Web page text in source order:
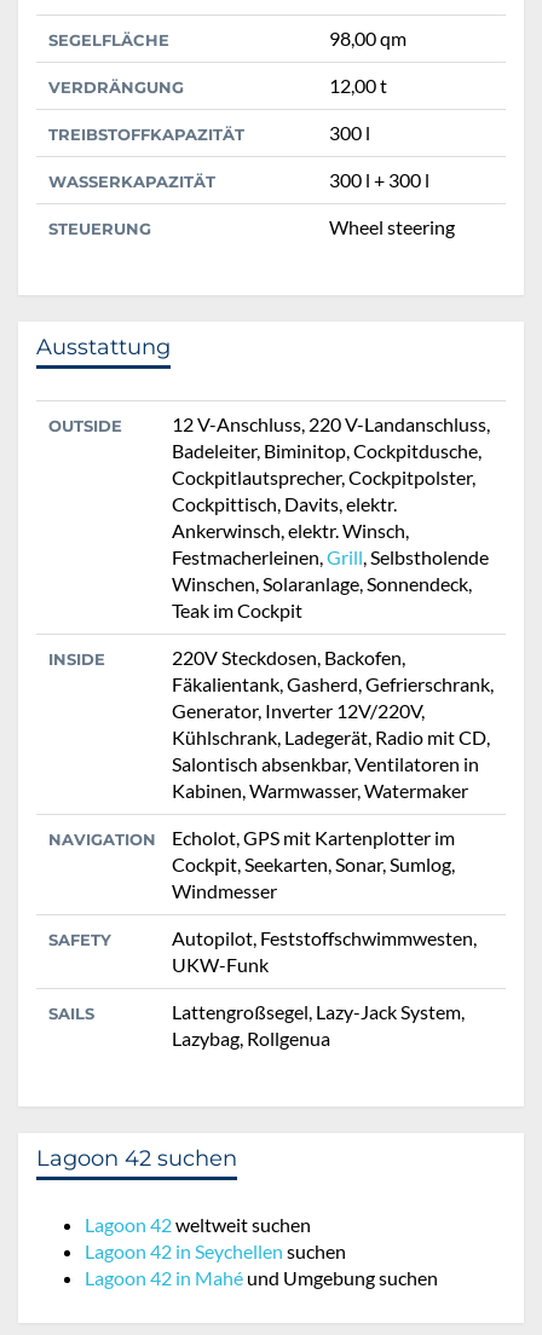
SEGELFLÄCHE 98,00 qm
VERDRÄNGUNG 12,00 t
TREIBSTOFFKAPAZITÄT 300 l
WASSERKAPAZITÄT 300 l + 300 l
STEUERUNG Wheel steering
Ausstattung
OUTSIDE
12 V-Anschluss, 220 V-Landanschluss,
Badeleiter, Biminitop, Cockpitdusche,
Cockpitlautsprecher, Cockpitpolster,
Cockpittisch, Davits, elektr.
Ankerwinsch, elektr. Winsch,
Festmacherleinen, Grill , Selbstholende
Winschen, Solaranlage, Sonnendeck,
Teak im Cockpit
INSIDE
220V Steckdosen, Backofen,
Fäkalientank, Gasherd, Gefrierschrank,
Generator, Inverter 12V/220V,
Kühlschrank, Ladegerät, Radio mit CD,
Salontisch absenkbar, Ventilatoren in
Kabinen, Warmwasser, Watermaker
NAVIGATION
Echolot, GPS mit Kartenplotter im
Cockpit, Seekarten, Sonar, Sumlog,
Windmesser
SAFETY
Autopilot, Feststoffschwimmwesten,
UKW-Funk
SAILS
Lattengroßsegel, Lazy-Jack System,
Lazybag, Rollgenua
Lagoon 42 suchen
Lagoon 42weltweit suchen
Lagoon 42 in Seychellen suchen
Lagoon 42 in Mahé und Umgebung suchen